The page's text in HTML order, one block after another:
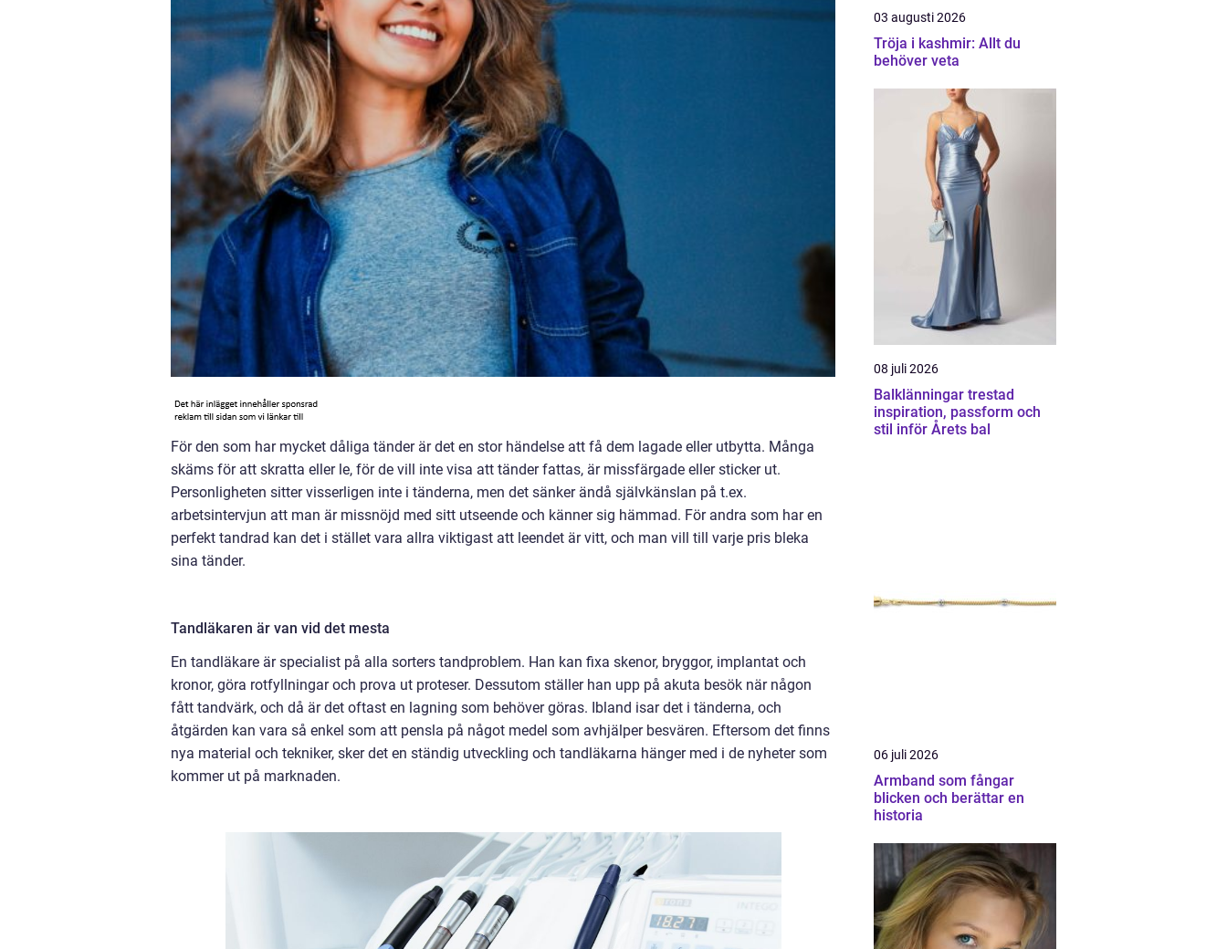
För den som har mycket dåliga tänder är det en stor händelse att få dem lagade eller utbytta. Många
skäms för att skratta eller le, för de vill inte visa att tänder fattas, är missfärgade eller sticker ut.
Personligheten sitter visserligen inte i tänderna, men det sänker ändå självkänslan på t.ex.
arbetsintervjun att man är missnöjd med sitt utseende och känner sig hämmad. För andra som har en
perfekt tandrad kan det i stället vara allra viktigast att leendet är vitt, och man vill till varje pris bleka
sina tänder.
Tandläkaren är van vid det mesta
En tandläkare är specialist på alla sorters tandproblem. Han kan fixa skenor, bryggor, implantat och
kronor, göra rotfyllningar och prova ut proteser. Dessutom ställer han upp på akuta besök när någon
fått tandvärk, och då är det oftast en lagning som behöver göras. Ibland isar det i tänderna, och
åtgärden kan vara så enkel som att pensla på något medel som avhjälper besvären. Eftersom det finns
nya material och tekniker, sker det en ständig utveckling och tandläkarna hänger med i de nyheter som
kommer ut på marknaden.
03 augusti 2026
Tröja i kashmir: Allt du
behöver veta
08 juli 2026
Balklänningar trestad
inspiration, passform och
stil inför Årets bal
06 juli 2026
Armband som fångar
blicken och berättar en
historia